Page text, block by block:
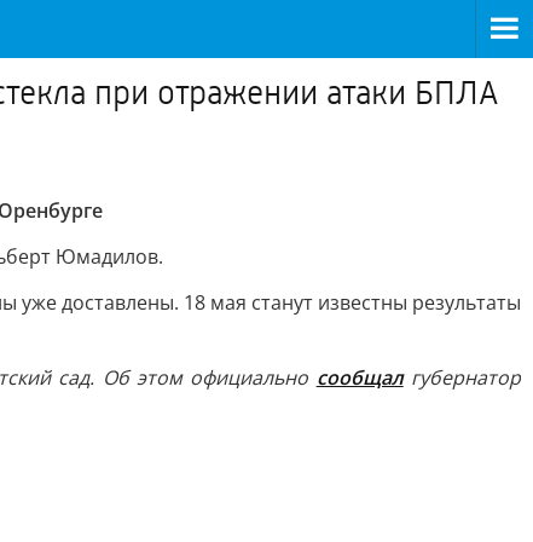
при отражении атаки БПЛА
Юмадилов.
доставлены. 18 мая станут известны результаты
сад. Об этом официально сообщалгубернатор